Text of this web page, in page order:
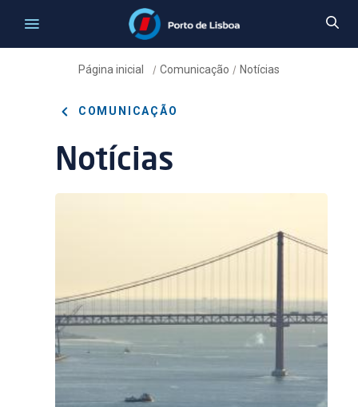
Página inicial / Comunicação / Notícias
COMUNICAÇÃO
Notícias